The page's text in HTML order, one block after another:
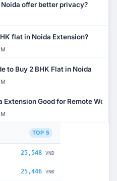
offer better privacy?
flat in Noida Extension?
to Buy 2 BHK Flat in Noida
Extension Good for Remote Work?
TOP 5
25,548 VNĐ
25,446 VNĐ